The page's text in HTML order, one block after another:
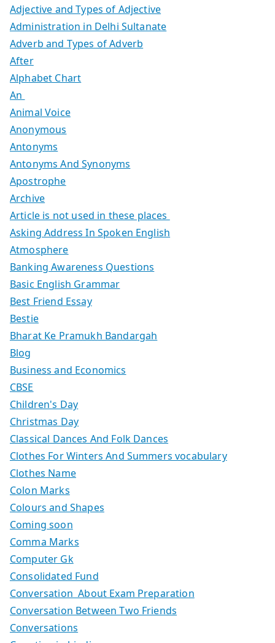
Adjective and Types of Adjective
Administration in Delhi Sultanate
Adverb and Types of Adverb
After
Alphabet Chart
An
Animal Voice
Anonymous
Antonyms
Antonyms And Synonyms
Apostrophe
Archive
Article is not used in these places
Asking Address In Spoken English
Atmosphere
Banking Awareness Questions
Basic English Grammar
Best Friend Essay
Bestie
Bharat Ke Pramukh Bandargah
Blog
Business and Economics
CBSE
Children's Day
Christmas Day
Classical Dances And Folk Dances
Clothes For Winters And Summers vocabulary
Clothes Name
Colon Marks
Colours and Shapes
Coming soon
Comma Marks
Computer Gk
Consolidated Fund
Conversation About Exam Preparation
Conversation Between Two Friends
Conversations